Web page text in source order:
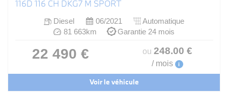
116D 116 CH DKG7 M SPORT
Diesel 06/2021
Automatique
81 663km
Garantie 24 mois
22 490 € ou 248.00 €
/ mois i
Voir le véhicule